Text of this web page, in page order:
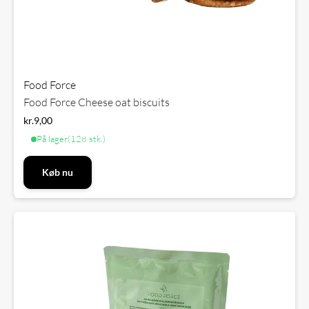
Food Force
Food Force Cheese oat biscuits
kr.9,00
På lager(128 stk.)
Køb nu